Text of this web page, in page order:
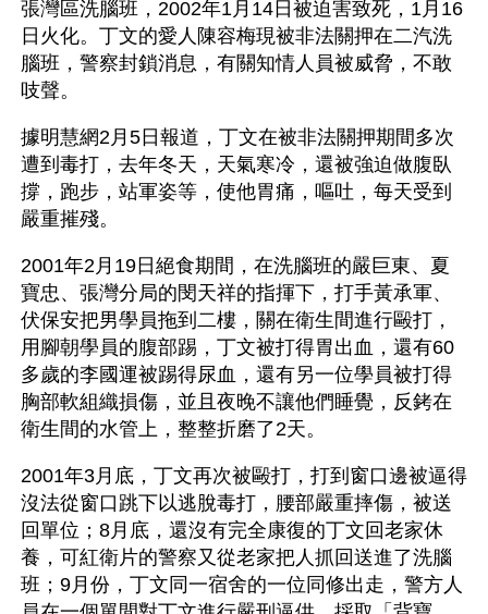
張灣區洗腦班，2002年1月14日被迫害致死，1月16
日火化。丁文的愛人陳容梅現被非法關押在二汽洗
腦班，警察封鎖消息，有關知情人員被威脅，不敢
吱聲。
據明慧網2月5日報道，丁文在被非法關押期間多次
遭到毒打，去年冬天，天氣寒冷，還被強迫做腹臥
撐，跑步，站軍姿等，使他胃痛，嘔吐，每天受到
嚴重摧殘。
2001年2月19日絕食期間，在洗腦班的嚴巨東、夏
寶忠、張灣分局的閔天祥的指揮下，打手黃承軍、
伏保安把男學員拖到二樓，關在衛生間進行毆打，
用腳朝學員的腹部踢，丁文被打得胃出血，還有60
多歲的李國運被踢得尿血，還有另一位學員被打得
胸部軟組織損傷，並且夜晚不讓他們睡覺，反銬在
衛生間的水管上，整整折磨了2天。
2001年3月底，丁文再次被毆打，打到窗口邊被逼得
沒法從窗口跳下以逃脫毒打，腰部嚴重摔傷，被送
回單位；8月底，還沒有完全康復的丁文回老家休
養，可紅衛片的警察又從老家把人抓回送進了洗腦
班；9月份，丁文同一宿舍的一位同修出走，警方人